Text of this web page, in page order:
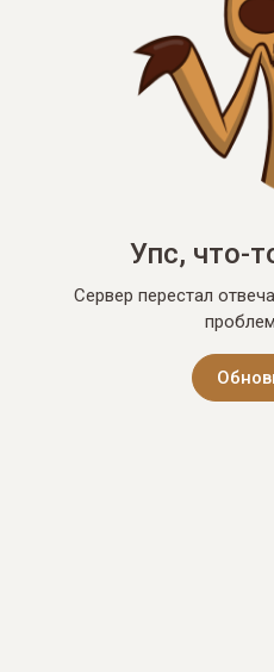
Упс, что-
Сервер перестал